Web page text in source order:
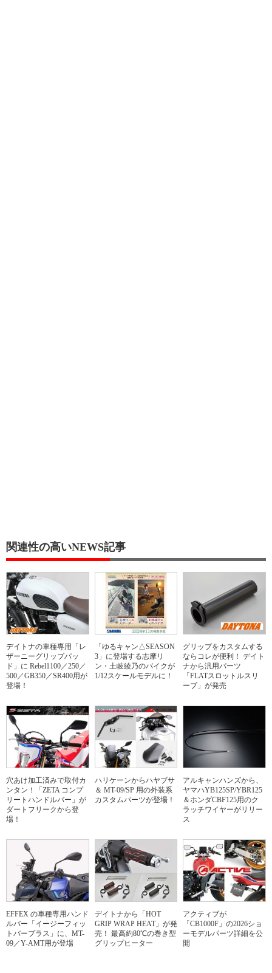
関連性の高いNEWS記事
デイトナの車種専用「レ
ザーニーグリップパッ
ド」に Rebel1100／250／
500／GB350／SR400用が
登場！
「ゆるキャン△SEASON
3」に登場する志摩リ
ン・土岐綾乃のバイクが
1/12スケールモデルに！
グリップをカスタムする
ならコレが便利！ デイト
ナから汎用パーツ
「FLATスロットルスリ
ーブ」が発売
穴あけ加工済みで取付カ
ンタン！「ZETA コンプ
リートハンドルバー」が
ダートフリークから登
場！
ハリケーンからハヤブサ
＆ MT-09/SP 用の外装系
カスタムパーツが登場！
アルキャンハンズから、
ヤマハYB125SP/YBR125
＆ホンダCBF125用のク
ラッチワイヤーがリリー
ス
EFFEX の車種専用ハンド
ルバー「イージーフィッ
トバープラス」に、MT-
09／Y-AMT用が登場
デイトナから「HOT
GRIP WRAP HEAT」が発
売！ 最高約80℃の巻き型
グリップヒーター
アクティブが
「CB1000F」の2026ショ
ーモデルパーツ詳細を公
開